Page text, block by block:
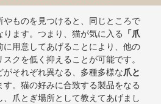
ものを見つけると、同じところで
ます。つまり、猫が気に入る
「爪
に用意してあげることにより、他の
クを低く抑えることが可能です。
それぞれ異なる、多種多様な爪と
す。猫の好みに合致する製品をなる
爪とぎ場所として教えてあげまし